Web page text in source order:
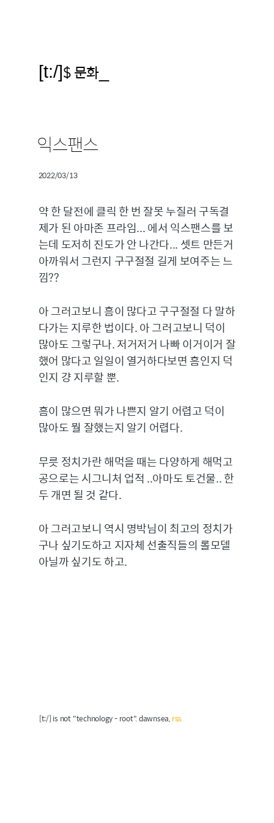
[t:/]$ 문화_
익스팬스
2022/03/13
약 한 달전에 클릭 한 번 잘못 누질러 구독결
제가 된 아마존 프라임... 에서 익스팬스를 보
는데 도저히 진도가 안 나간다... 셋트 만든거
아까워서 그런지 구구절절 길게 보여주는 느
낌??
아 그러고보니 흠이 많다고 구구절절 다 말하
다가는 지루한 법이다. 아 그러고보니 덕이
많아도 그렇구나. 저거저거 나빠 이거이거 잘
했어 많다고 일일이 열거하다보면 흠인지 덕
인지 걍 지루할 뿐.
흠이 많으면 뭐가 나쁜지 알기 어렵고 덕이
많아도 뭘 잘했는지 알기 어렵다.
무릇 정치가란 해먹을 때는 다양하게 해먹고
공으로는 시그니처 업적 ..아마도 토건물.. 한
두 개면 될 것 같다.
아 그러고보니 역시 명박님이 최고의 정치가
구나 싶기도하고 지자체 선출직들의 롤모델
아닐까 싶기도 하고.
[t:/] is not "technology - root". dawnsea, rss